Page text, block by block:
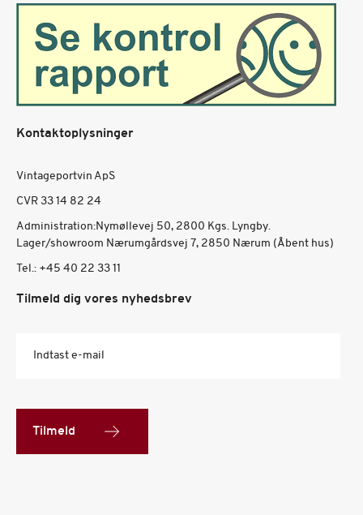
Kontaktoplysninger
Vintageportvin ApS
CVR 33 14 82 24
Administration:Nymøllevej 50, 2800 Kgs. Lyngby.
Lager/showroom Nærumgårdsvej 7, 2850 Nærum (Åbent hus)
Tel.: +45 40 22 33 11
Tilmeld dig vores nyhedsbrev
Indtast e-mail
Tilmeld